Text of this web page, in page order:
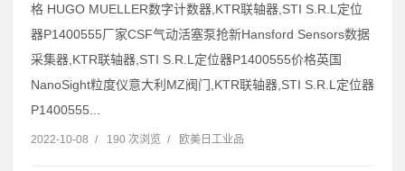
格 HUGO MUELLER数字计数器,KTR联轴器,STI S.R.L定位
器P1400555厂家CSF气动活塞泵抢新Hansford Sensors数据
采集器,KTR联轴器,STI S.R.L定位器P1400555价格英国
NanoSight粒度仪意大利MZ阀门,KTR联轴器,STI S.R.L定位器
P1400555...
2022-10-08 / 190 次浏览 / 欧美日工业品